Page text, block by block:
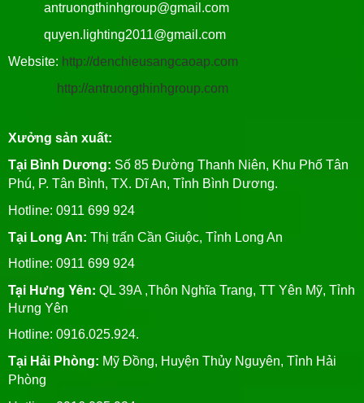
antruongthinhgroup@gmail.com
quyen.lighting2011@gmail.com
Website: http://denchieusangcaoap.com
http://antruongthinhgroup.com
Xưởng sản xuất:
Tại Bình Dương: Số 85 Đường Thanh Niên, Khu Phố Tân
Phú, P. Tân Bình, TX. Dĩ An, Tỉnh Bình Dương.
Hotline: 0911 699 924
Tại Long An: Thị trấn Cần Giuộc, Tỉnh Long An
Hotline: 0911 699 924
Tại Hưng Yên: QL 39A ,Thôn Nghĩa Trang, TT Yên Mỹ, Tỉnh
Hưng Yên
Hotline: 0916.025.924.
Tại Hải Phòng: Mỹ Đồng, Huyện Thủy Nguyên, Tỉnh Hải
Phòng